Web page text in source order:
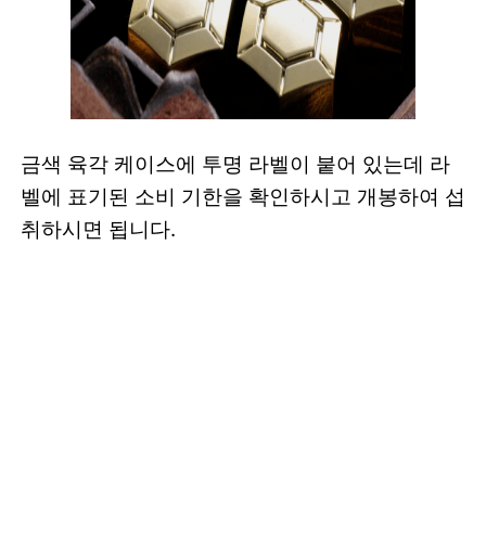
금색 육각 케이스에 투명 라벨이 붙어 있는데 라
벨에 표기된 소비 기한을 확인하시고 개봉하여 섭
취하시면 됩니다.